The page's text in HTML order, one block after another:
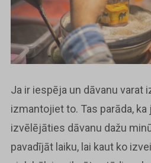
Ja ir iespēja un dāvanu varat
izmantojiet to. Tas parāda, ka
izvēlējāties dāvanu dažu
pavadījāt laiku, lai kaut ko